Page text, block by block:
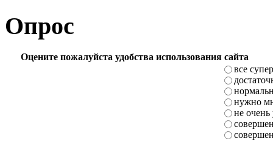
Опрос
Оцените пожалуйста удобства использования сайта
все супер
нужно
не очень